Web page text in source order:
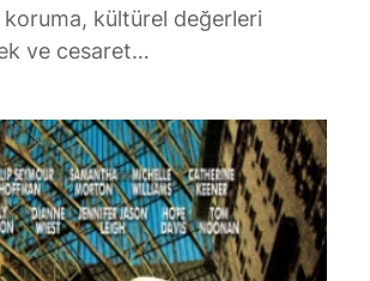
koruma, kültürel değerleri
ve cesaret…